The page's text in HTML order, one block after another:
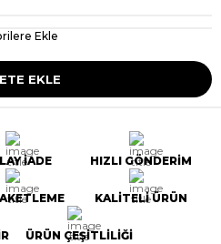
Ekle
İADE HIZLI GÖNDERİM
KALİTELİ ÜRÜN
ÜRÜN ÇEŞİTLİLİĞİ